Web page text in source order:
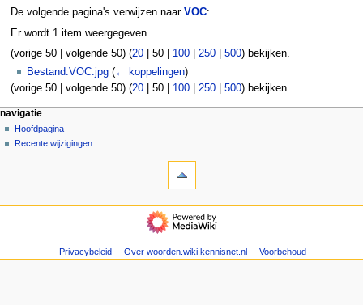
De volgende pagina's verwijzen naar VOC:
Er wordt 1 item weergegeven.
(vorige 50| volgende 50) (20| 50| 100| 250| 500) bekijken.
Bestand:VOC.jpg (← koppelingen)
(vorige 50| volgende 50) (20| 50| 100| 250| 500) bekijken.
N
a
v
a
e
pagina-handelingen
pagina
overleg
persoonlijke hulpmiddelen
aanmelden
navigatie
Hoofdpagina
Recente wijzigingen
navigatie
Privacybeleid Over woorden.wiki.kennisnet.nl Voorbehoud